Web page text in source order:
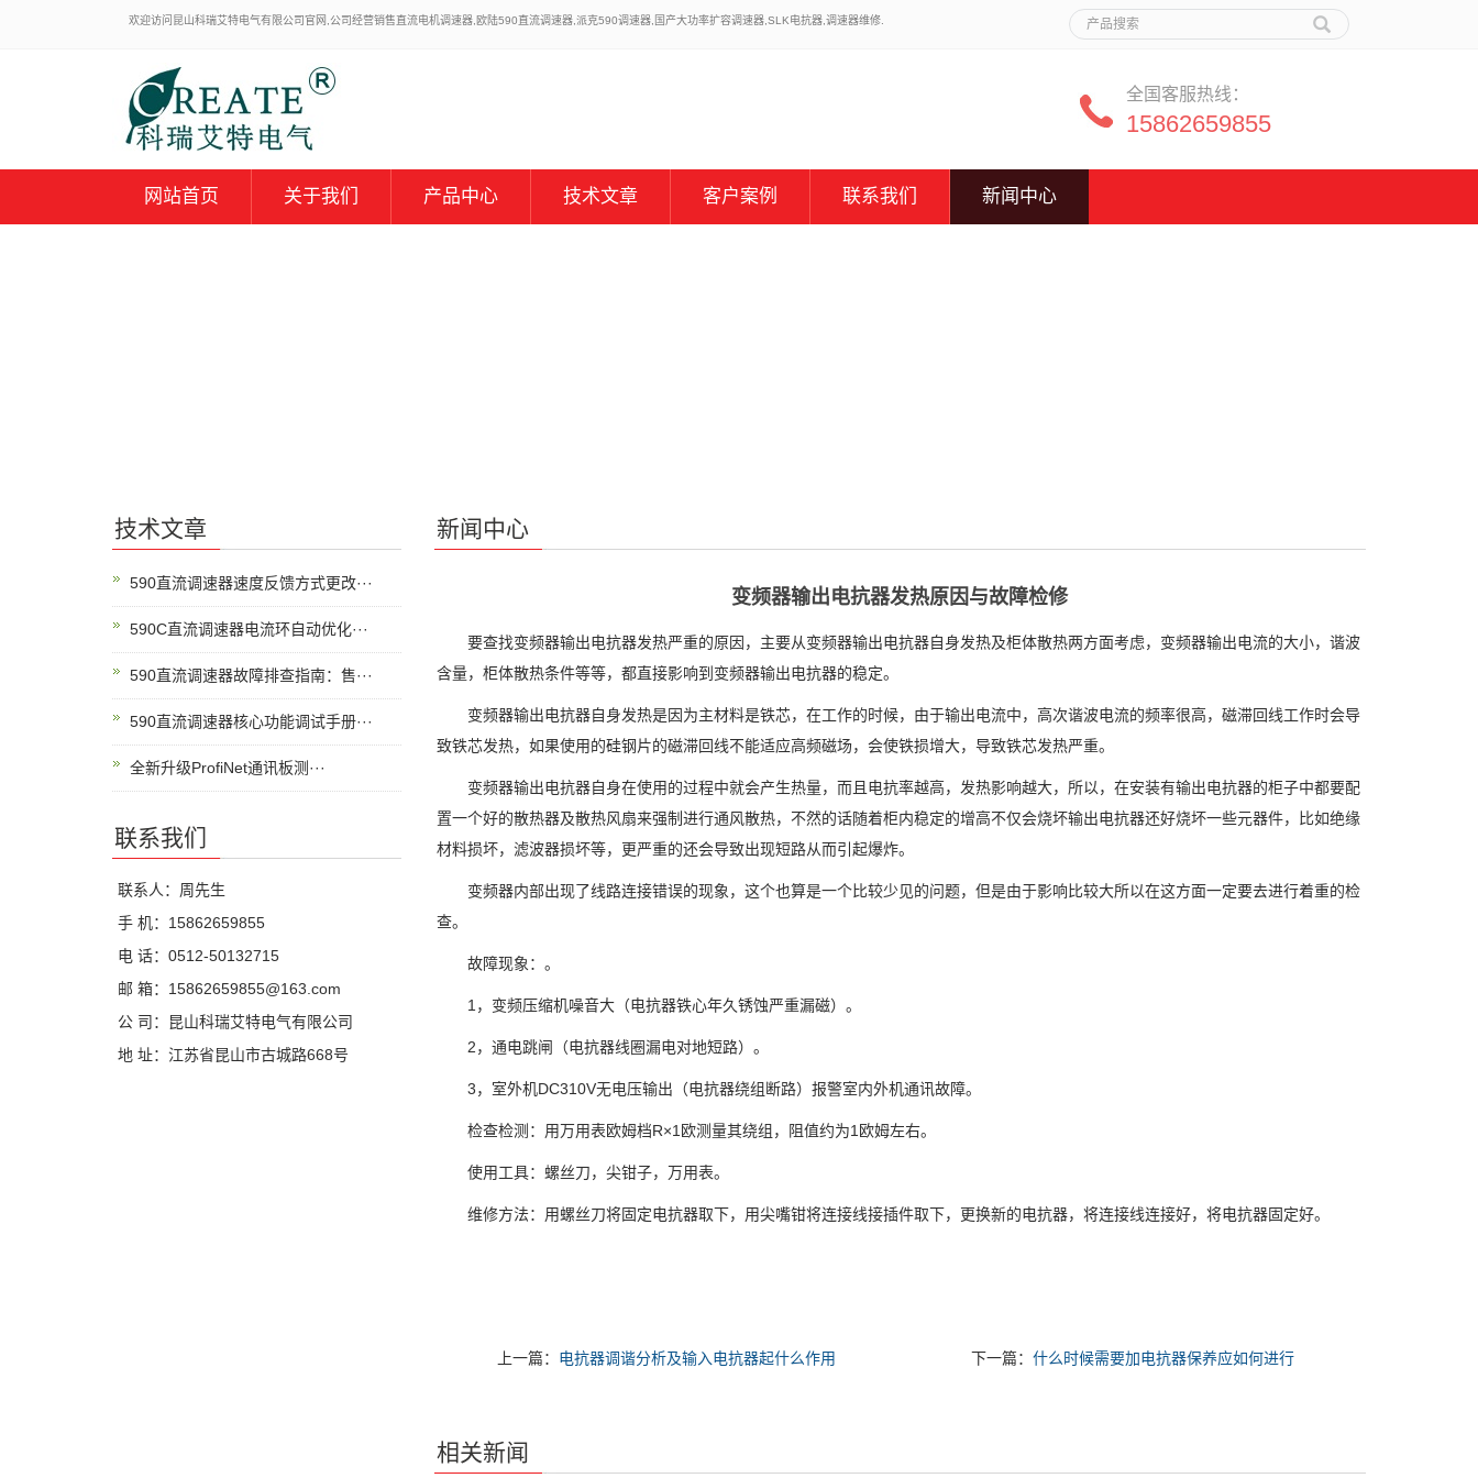
欢迎访问昆山科瑞艾特电气有限公司官网,公司经营销售直流电机调速器,欧陆590直流调速器,派克590调速器,国产大功率扩容调速器,SLK电抗器,调速器维修.
全国客服热线：
15862659855
网站首页 关于我们 产品中心 技术文章 客户案例 联系我们 新闻中心
新闻中心
变频器输出电抗器发热原因与故障检修
要查找变频器输出电抗器发热严重的原因，主要从变频器输出电抗器自身发热及柜体散热两方面考虑，变频器输出电流的大小，谐波
含量，柜体散热条件等等，都直接影响到变频器输出电抗器的稳定。
变频器输出电抗器自身发热是因为主材料是铁芯，在工作的时候，由于输出电流中，高次谐波电流的频率很高，磁滞回线工作时会导
致铁芯发热，如果使用的硅钢片的磁滞回线不能适应高频磁场，会使铁损增大，导致铁芯发热严重。
变频器输出电抗器自身在使用的过程中就会产生热量，而且电抗率越高，发热影响越大，所以，在安装有输出电抗器的柜子中都要配
置一个好的散热器及散热风扇来强制进行通风散热，不然的话随着柜内稳定的增高不仅会烧坏输出电抗器还好烧坏一些元器件，比如绝缘
材料损坏，滤波器损坏等，更严重的还会导致出现短路从而引起爆炸。
变频器内部出现了线路连接错误的现象，这个也算是一个比较少见的问题，但是由于影响比较大所以在这方面一定要去进行着重的检
查。
故障现象：。
1，变频压缩机噪音大（电抗器铁心年久锈蚀严重漏磁）。
2，通电跳闸（电抗器线圈漏电对地短路）。
3，室外机DC310V无电压输出（电抗器绕组断路）报警室内外机通讯故障。
检查检测：用万用表欧姆档R×1欧测量其绕组，阻值约为1欧姆左右。
使用工具：螺丝刀，尖钳子，万用表。
维修方法：用螺丝刀将固定电抗器取下，用尖嘴钳将连接线接插件取下，更换新的电抗器，将连接线连接好，将电抗器固定好。
上一篇： 电抗器调谐分析及输入电抗器起什么作用 下一篇：什么时候需要加电抗器保养应如何进行
相关新闻
技术文章
590直流调速器速度反馈方式更改···
590C直流调速器电流环自动优化···
590直流调速器故障排查指南：售···
590直流调速器核心功能调试手册···
全新升级ProfiNet通讯板测···
联系我们
联系人：周先生
手 机：15862659855
电 话：0512-50132715
邮 箱：15862659855@163.com
公 司：昆山科瑞艾特电气有限公司
地 址：江苏省昆山市古城路668号